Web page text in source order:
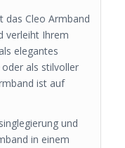
das Cleo Armband
verleiht Ihrem
elegantes
als stilvoller
ist auf
und
in einem